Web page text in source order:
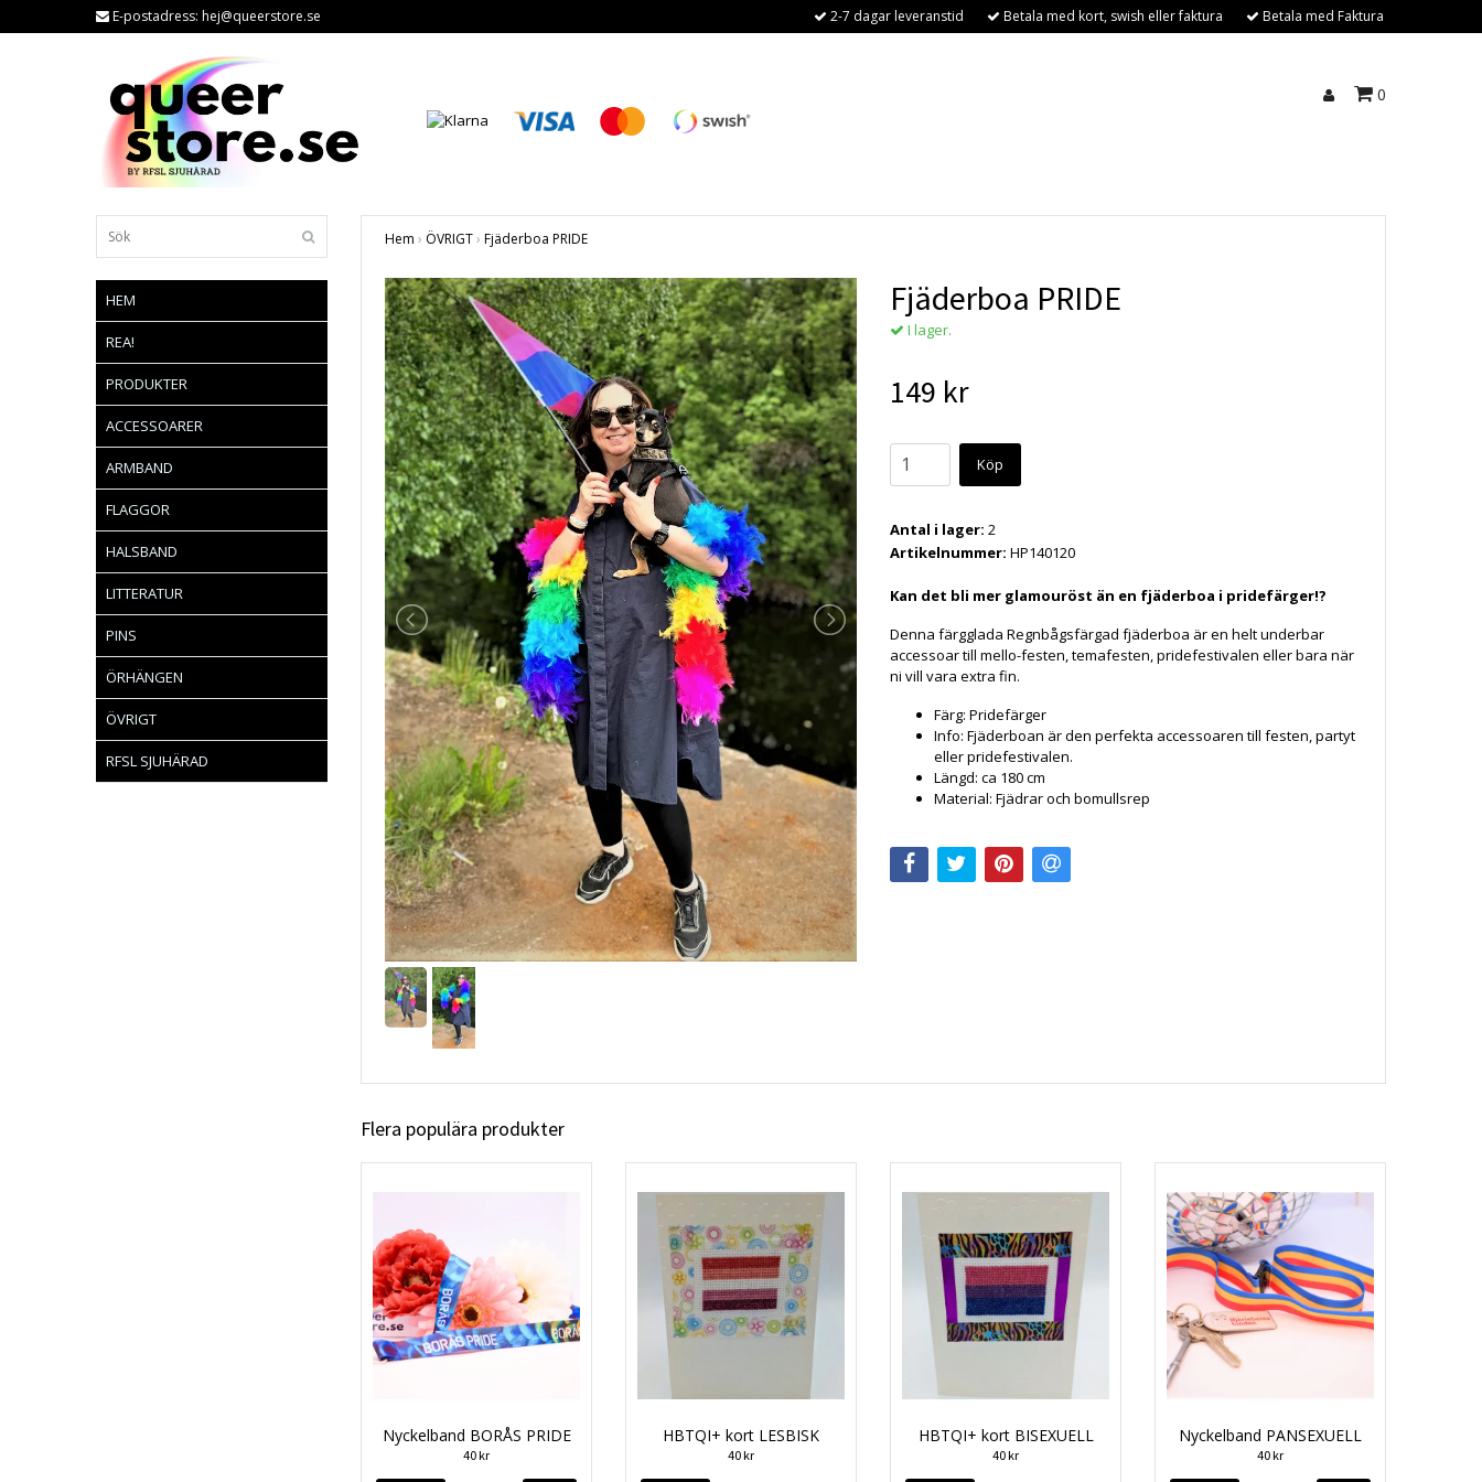
E-postadress: hej@queerstore.se 2-7 dagar leveranstid Betala med kort, swish eller faktura Betala med Faktura
0
HEM
REA!
PRODUKTER
ACCESSOARER
ARMBAND
FLAGGOR
HALSBAND
LITTERATUR
PINS
ÖRHÄNGEN
ÖVRIGT
RFSL SJUHÄRAD
Hem › ÖVRIGT› Fjäderboa PRIDE
Fjäderboa PRIDE
I lager.
149 kr
Köp
Antal i lager: 2
Artikelnummer: HP140120
Kan det bli mer glamouröst än en fjäderboa i pridefärger!?
Denna färgglada Regnbågsfärgad fjäderboa är en helt underbar
accessoar till mello-festen, temafesten, pridefestivalen eller bara när
ni vill vara extra fin.
Färg: Pridefärger
Info: Fjäderboan är den perfekta accessoaren till festen, partyt
eller pridefestivalen.
Längd: ca 180 cm
Material: Fjädrar och bomullsrep
Flera populära produkter
Nyckelband BORÅS PRIDE
40 kr
HBTQI+ kort LESBISK
40 kr
HBTQI+ kort BISEXUELL
40 kr
Nyckelband PANSEXUELL
40 kr